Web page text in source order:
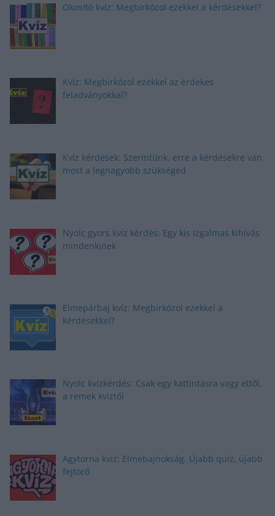
Okosító kvíz: Megbirkózol ezekkel a kérdésekkel?
Kvíz: Megbirkózol ezekkel az érdekes
feladványokkal?
Kvíz kérdések: Szerintünk, erre a kérdésekre van
most a legnagyobb szükséged
Nyolc gyors kvíz kérdés: Egy kis izgalmas kihívás
mindenkinek
Elmepárbaj kvíz: Megbirkózol ezekkel a
kérdésekkel?
Nyolc kvízkérdés: Csak egy kattintásra vagy ettől,
a remek kvíztől
Agytorna kvíz: Elmebajnokság. Újabb quiz, újabb
fejtörő